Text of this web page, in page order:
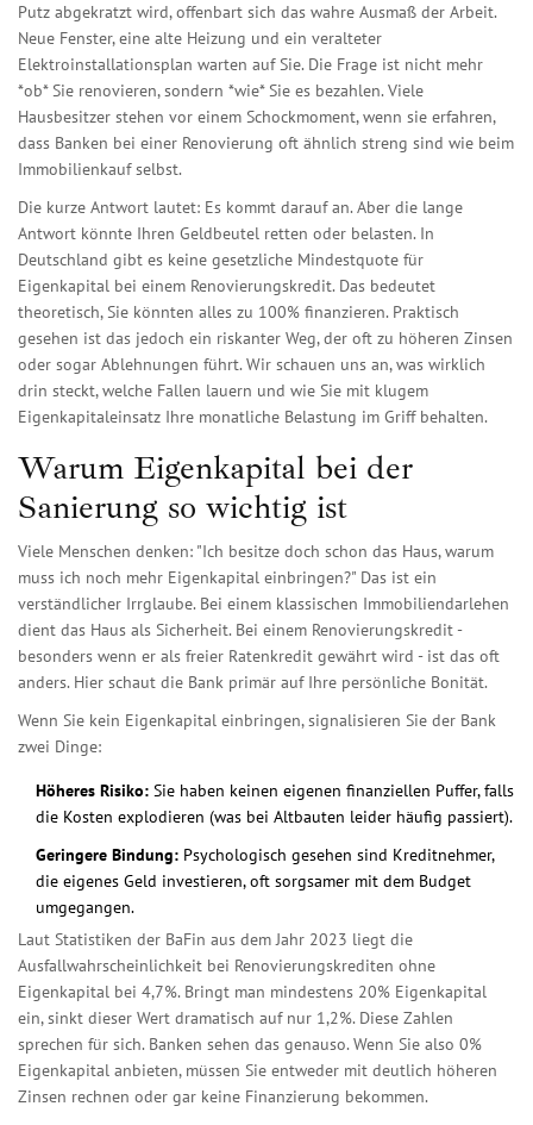
Putz abgekratzt wird, offenbart sich das wahre Ausmaß der Arbeit.
Neue Fenster, eine alte Heizung und ein veralteter
Elektroinstallationsplan warten auf Sie. Die Frage ist nicht mehr
*ob* Sie renovieren, sondern *wie* Sie es bezahlen. Viele
Hausbesitzer stehen vor einem Schockmoment, wenn sie erfahren,
dass Banken bei einer Renovierung oft ähnlich streng sind wie beim
Immobilienkauf selbst.
Die kurze Antwort lautet: Es kommt darauf an. Aber die lange
Antwort könnte Ihren Geldbeutel retten oder belasten. In
Deutschland gibt es keine gesetzliche Mindestquote für
Eigenkapital bei einem Renovierungskredit. Das bedeutet
theoretisch, Sie könnten alles zu 100% finanzieren. Praktisch
gesehen ist das jedoch ein riskanter Weg, der oft zu höheren Zinsen
oder sogar Ablehnungen führt. Wir schauen uns an, was wirklich
drin steckt, welche Fallen lauern und wie Sie mit klugem
Eigenkapitaleinsatz Ihre monatliche Belastung im Griff behalten.
Warum Eigenkapital bei der
Sanierung so wichtig ist
Viele Menschen denken: "Ich besitze doch schon das Haus, warum
muss ich noch mehr Eigenkapital einbringen?" Das ist ein
verständlicher Irrglaube. Bei einem klassischen Immobiliendarlehen
dient das Haus als Sicherheit. Bei einem Renovierungskredit -
besonders wenn er als freier Ratenkredit gewährt wird - ist das oft
anders. Hier schaut die Bank primär auf Ihre persönliche Bonität.
Wenn Sie kein Eigenkapital einbringen, signalisieren Sie der Bank
zwei Dinge:
Höheres Risiko: Sie haben keinen eigenen finanziellen Puffer, falls
die Kosten explodieren (was bei Altbauten leider häufig passiert).
Geringere Bindung: Psychologisch gesehen sind Kreditnehmer,
die eigenes Geld investieren, oft sorgsamer mit dem Budget
umgegangen.
Laut Statistiken der BaFin aus dem Jahr 2023 liegt die
Ausfallwahrscheinlichkeit bei Renovierungskrediten ohne
Eigenkapital bei 4,7%. Bringt man mindestens 20% Eigenkapital
ein, sinkt dieser Wert dramatisch auf nur 1,2%. Diese Zahlen
sprechen für sich. Banken sehen das genauso. Wenn Sie also 0%
Eigenkapital anbieten, müssen Sie entweder mit deutlich höheren
Zinsen rechnen oder gar keine Finanzierung bekommen.